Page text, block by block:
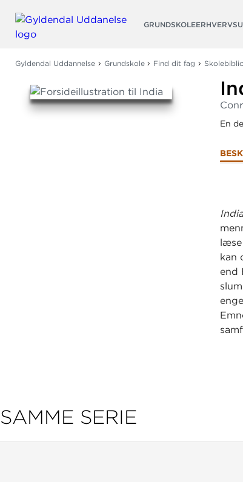
GRUNDSKOLE
Gyldendal Uddannelse Grundskole Find dit fag
En
læse
kan
end
SAMME SERIE